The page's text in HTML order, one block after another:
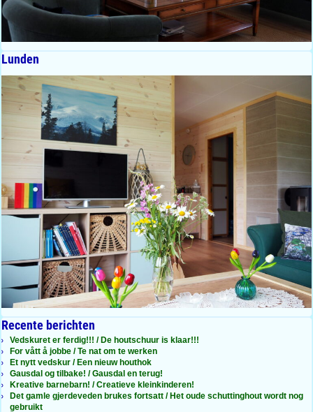
Lunden
Recente berichten
Vedskuret er ferdig!!! / De houtschuur is klaar!!!
For vått å jobbe / Te nat om te werken
Et nytt vedskur / Een nieuw houthok
Gausdal og tilbake! / Gausdal en terug!
Kreative barnebarn! / Creatieve kleinkinderen!
Det gamle gjerdeveden brukes fortsatt / Het oude schuttinghout wordt nog
gebruikt